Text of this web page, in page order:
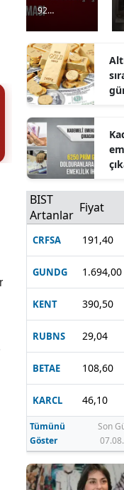
Mansur
için
adaylık
açıklama
sı
92
BIST
Artanlar Fiyat
CRFSA 191,40
GUNDG 1.694,00
KENT 390,50
RUBNS 29,04
BETAE 108,60
KARCL 46,10
Tümünü
Göster
Son